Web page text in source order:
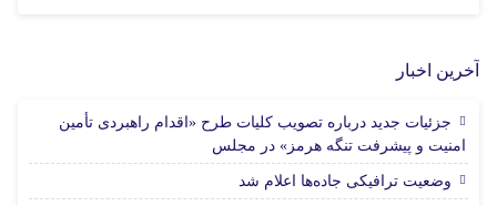
آخرین اخبار
جزئیات جدید درباره تصویب کلیات طرح «اقدام راهبردی تأمین
امنیت و پیشرفت تنگه هرمز» در مجلس
وضعیت ترافیکی جاده‌ها اعلام شد